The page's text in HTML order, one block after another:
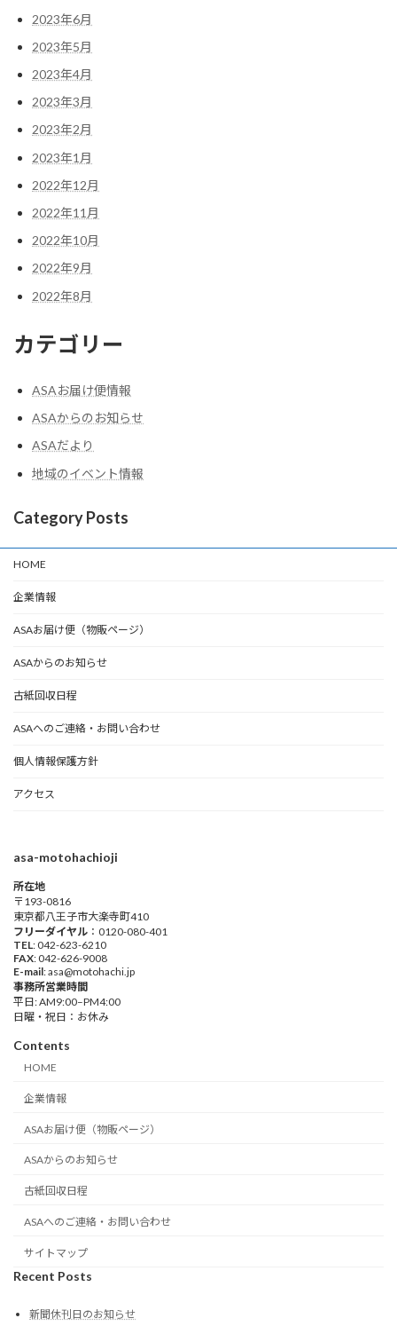
2023年6月
2023年5月
2023年4月
2023年3月
2023年2月
2023年1月
2022年12月
2022年11月
2022年10月
2022年9月
2022年8月
カテゴリー
ASAお届け便情報
ASAからのお知らせ
ASAだより
地域のイベント情報
Category Posts
HOME
企業情報
ASAお届け便（物販ページ）
ASAからのお知らせ
古紙回収日程
ASAへのご連絡・お問い合わせ
個人情報保護方針
アクセス
asa-motohachioji
所在地
〒193-0816
東京都八王子市大楽寺町410
フリーダイヤル ：0120-080-401
TEL: 042-623-6210
FAX: 042-626-9008
E-mail: asa@motohachi.jp
事務所営業時間
平日: AM9:00–PM4:00
日曜・祝日：お休み
Contents
HOME
企業情報
ASAお届け便（物販ページ）
ASAからのお知らせ
古紙回収日程
ASAへのご連絡・お問い合わせ
サイトマップ
Recent Posts
新聞休刊日のお知らせ